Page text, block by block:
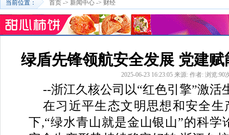
当前位置： 首页 -> 新闻中心 -> 财经
绿盾先锋领航安全发展 党建
2025-06-23 16:23:05 来源: 作者: 浏览:90
--浙江久核公司以“红色引擎”激活
在习近平生态文明思想和安全生
下,“绿水青山就是金山银山”的科学